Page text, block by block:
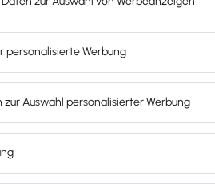
über diekorrekte
Mahlzeiten